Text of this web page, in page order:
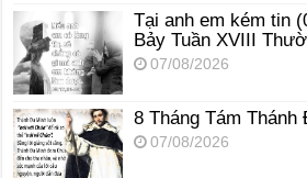
Tại anh em kém tin
Bảy Tuần XVIII
07/08/2026
8 Tháng Tám Thánh
07/08/2026